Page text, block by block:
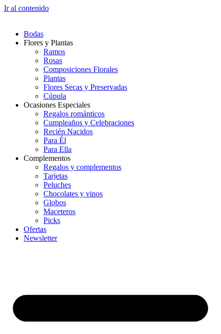
Ir al contenido
Bodas
Flores y Plantas
Ramos
Rosas
Composiciones Florales
Plantas
Flores Secas y Preservadas
Cúpula
Ocasiones Especiales
Regalos románticos
Cumpleaños y Celebraciones
Recién Nacidos
Para Él
Para Ella
Complementos
Regalos y complementos
Tarjetas
Peluches
Chocolates y vinos
Globos
Maceteros
Picks
Ofertas
Newsletter